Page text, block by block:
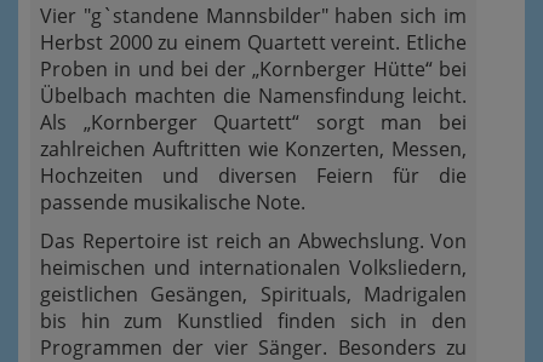
Vier "g`standene Mannsbilder" haben sich im
Herbst 2000 zu einem Quartett vereint. Etliche
Proben in und bei der „Kornberger Hütte“ bei
Übelbach machten die Namensfindung leicht.
Als „Kornberger Quartett“ sorgt man bei
zahlreichen Auftritten wie Konzerten, Messen,
Hochzeiten und diversen Feiern für die
passende musikalische Note.
Das Repertoire ist reich an Abwechslung. Von
heimischen und internationalen Volksliedern,
geistlichen Gesängen, Spirituals, Madrigalen
bis hin zum Kunstlied finden sich in den
Programmen der vier Sänger. Besonders zu